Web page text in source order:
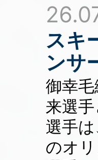
スキ
ンサ
御幸
来選
選手
のオ